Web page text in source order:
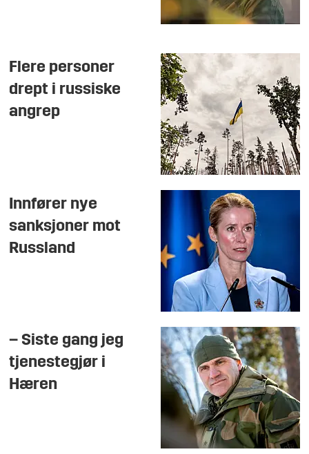
Flere personer
drept i russiske
angrep
Innfører nye
sanksjoner mot
Russland
– Siste gang jeg
tjenestegjør i
Hæren